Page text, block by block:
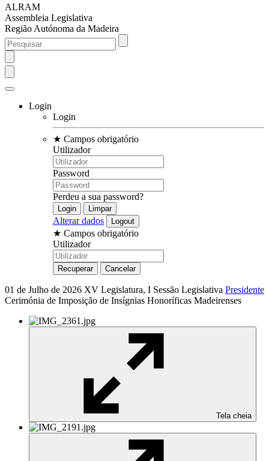
ALRAM
Assembleia Legislativa
Região Autónoma da Madeira
Login
Login
★ Campos obrigatório
Utilizador
Password
Perdeu a sua password?
Alterar dados
★ Campos obrigatório
Utilizador
01 de Julho de 2026 XV Legislatura, I Sessão Legislativa Presidente
Cerimónia de Imposição de Insígnias Honoríficas Madeirenses
Tela cheia